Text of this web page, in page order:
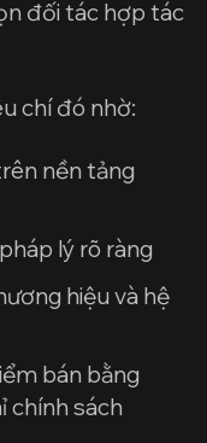
đối tác hợp tác
chí đó nhờ:
nền tảng
lý rõ ràng
hiệu và hệ
bán bằng
chính sách